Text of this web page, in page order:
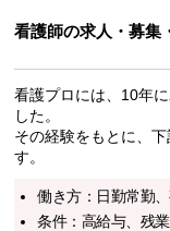
看護師の求人・募集
看護プロには、10年
した。
その経験をもとに、
す。
働き方：日勤常勤
条件：高給与、残